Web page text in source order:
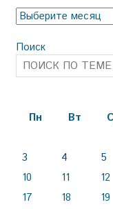
Архив
Поиск
Пн
Вт
3
4 5
10
11 12
17
18 19